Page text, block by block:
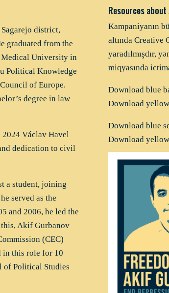
district,
graduated from the
Medical University in
Political Knowledge
of Europe.
degree in law
2024 Václav Havel
dedication to civil
a student, joining
served as the
and 2006, he led the
Akif Gurbanov
(CEC)
in this role for 10
of Political Studies
Resources
Kampaniyanın
altında Creative
yaradılmışdır,
miqyasında
Download blue
Download
Download blue
Download